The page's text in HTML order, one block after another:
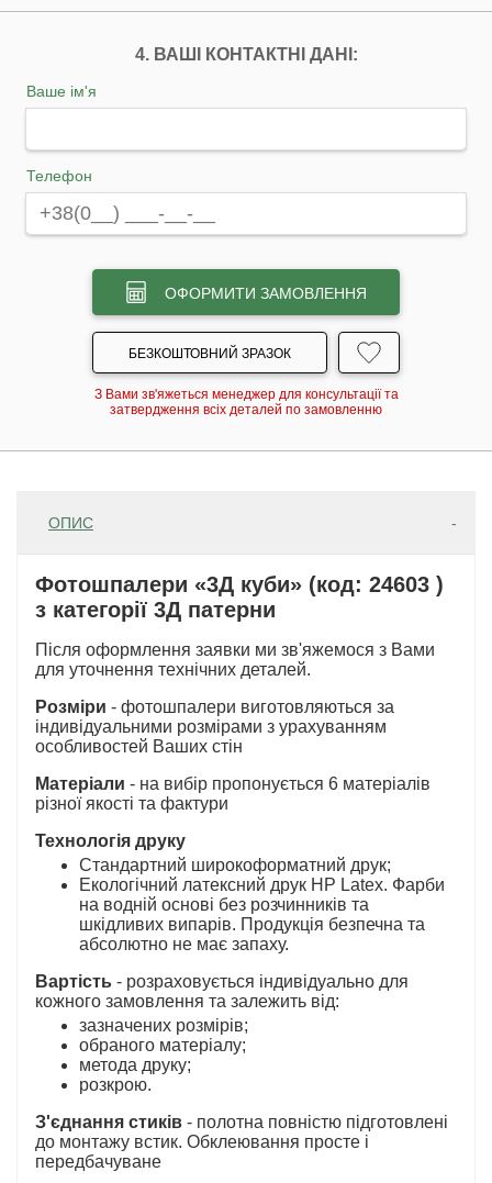
4. ВАШІ КОНТАКТНІ ДАНІ:
Ваше ім'я
Телефон
ОФОРМИТИ ЗАМОВЛЕННЯ
БЕЗКОШТОВНИЙ ЗРАЗОК
З Вами зв'яжеться менеджер для консультації та
затвердження всіх деталей по замовленню
ОПИС
Фотошпалери «3Д куби» (код: 24603 )
з категорії 3Д патерни
Після оформлення заявки ми зв'яжемося з Вами
для уточнення технічних деталей.
Розміри - фотошпалери виготовляються за
індивідуальними розмірами з урахуванням
особливостей Ваших стін
Матеріали - на вибір пропонується 6 матеріалів
різної якості та фактури
Технологія друку
Стандартний широкоформатний друк;
Екологічний латексний друк HP Latex. Фарби
на водній основі без розчинників та
шкідливих випарів. Продукція безпечна та
абсолютно не має запаху.
Вартість - розраховується індивідуально для
кожного замовлення та залежить від:
зазначених розмірів;
обраного матеріалу;
метода друку;
розкрою.
З'єднання стиків - полотна повністю підготовлені
до монтажу встик. Обклеювання просте і
передбачуване